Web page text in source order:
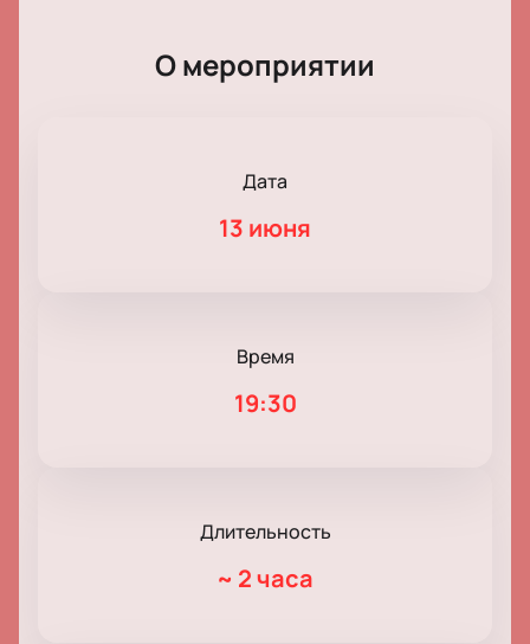
О мероприятии
Дата
13 июня
Время
19:30
Длительность
~ 2 часа